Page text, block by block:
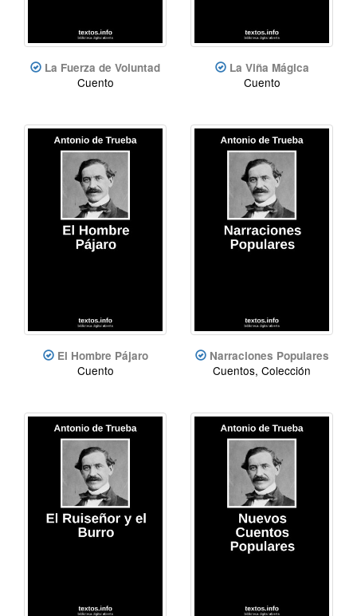
La Fuerza de Voluntad
Cuento
La Viña Mágica
Cuento
El Hombre Pájaro
Cuento
Narraciones Populares
Cuentos, Colección